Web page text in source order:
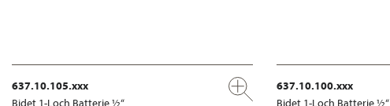
637.10.105.xxx
Bidet 1-Loch Batterie ½“
637.10.100.xxx
Bidet 1-Loch Batterie ½“